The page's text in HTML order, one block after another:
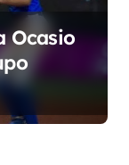
Ocasio